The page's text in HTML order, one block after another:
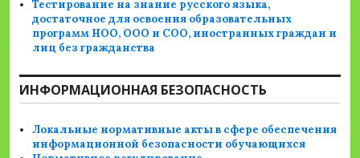
Тестирование на знание русского языка,
достаточное для освоения образовательных
программ НОО, ООО и СОО, иностранных граждан и
лиц без гражданства
ИНФОРМАЦИОННАЯ БЕЗОПАСНОСТЬ
Локальные нормативные акты в сфере обеспечения
информационной безопасности обучающихся